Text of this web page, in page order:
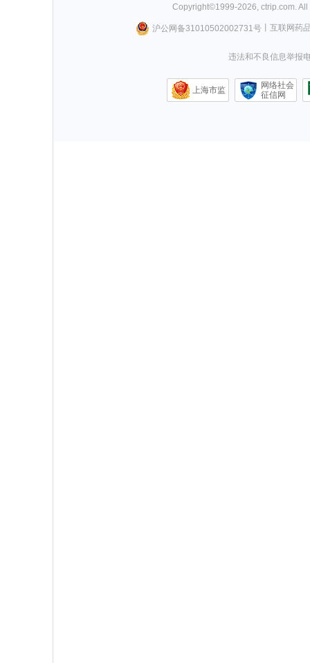
Copyright©1999-2026, ctrip.com.
沪公网备31010502002731号丨 互联网药
违法和不良信息举报
上海市监
网络社会
征信网